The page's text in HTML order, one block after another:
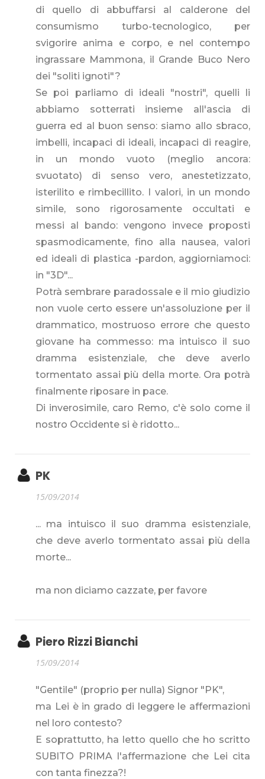
di quello di abbuffarsi al calderone del
consumismo turbo-tecnologico, per
svigorire anima e corpo, e nel contempo
ingrassare Mammona, il Grande Buco Nero
dei "soliti ignoti"?
Se poi parliamo di ideali "nostri", quelli li
abbiamo sotterrati insieme all'ascia di
guerra ed al buon senso: siamo allo sbraco,
imbelli, incapaci di ideali, incapaci di reagire,
in un mondo vuoto (meglio ancora:
svuotato) di senso vero, anestetizzato,
isterilito e rimbecillito. I valori, in un mondo
simile, sono rigorosamente occultati e
messi al bando: vengono invece proposti
spasmodicamente, fino alla nausea, valori
ed ideali di plastica -pardon, aggiorniamoci:
in "3D"...
Potrà sembrare paradossale e il mio giudizio
non vuole certo essere un'assoluzione per il
drammatico, mostruoso errore che questo
giovane ha commesso: ma intuisco il suo
dramma esistenziale, che deve averlo
tormentato assai più della morte. Ora potrà
finalmente riposare in pace.
Di inverosimile, caro Remo, c'è solo come il
nostro Occidente si è ridotto...
PK
15/09/2014
... ma intuisco il suo dramma esistenziale,
che deve averlo tormentato assai più della
morte...
ma non diciamo cazzate, per favore
Piero Rizzi Bianchi
15/09/2014
"Gentile" (proprio per nulla) Signor "PK",
ma Lei è in grado di leggere le affermazioni
nel loro contesto?
E soprattutto, ha letto quello che ho scritto
SUBITO PRIMA l'affermazione che Lei cita
con tanta finezza?!